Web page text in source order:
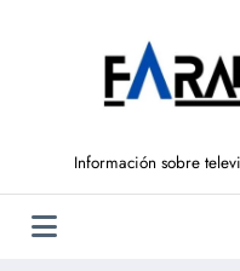
Información sobre